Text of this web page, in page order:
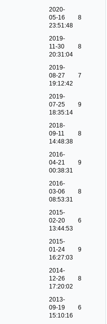
2020-
05-16
23:51:48
8
2019-
11-30
20:31:04
8
2019-
08-27
19:12:42
7
2019-
07-25
18:35:14
9
2018-
09-11
14:48:38
8
2016-
04-21
00:38:31
9
2016-
03-06
08:53:31
8
2015-
02-20
13:44:53
6
2015-
01-24
16:27:03
9
2014-
12-26
17:20:02
8
2013-
09-19
15:10:16
6